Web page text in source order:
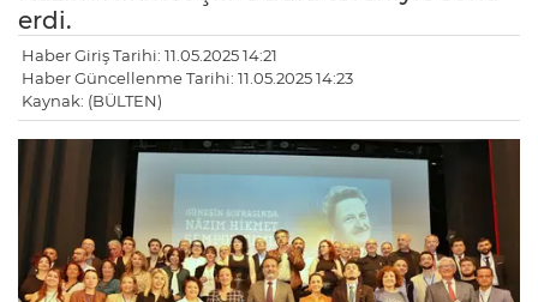
erdi.
Haber Giriş Tarihi: 11.05.2025 14:21
Haber Güncellenme Tarihi: 11.05.2025 14:23
Kaynak: (BÜLTEN)